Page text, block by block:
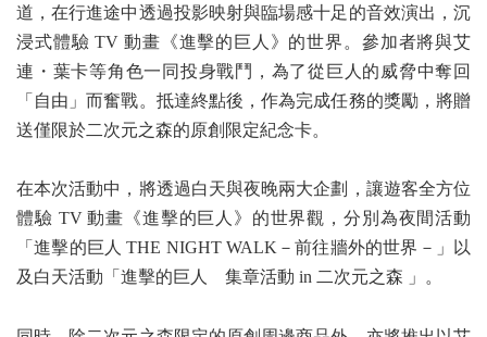
道，在行進途中透過投影映射與臨場感十足的音效演出，沉
浸式體驗 TV 動畫《進擊的巨人》的世界。參加者將與艾
連・葉卡等角色一同投身戰鬥，為了從巨人的威脅中奪回
「自由」而奮戰。抵達終點後，作為完成任務的獎勵，將贈
送僅限於二次元之森的原創限定紀念卡。
在本次活動中，將透過白天與夜晚兩大企劃，讓遊客全方位
體驗 TV 動畫《進擊的巨人》的世界觀，分別為夜間活動
「進擊的巨人 THE NIGHT WALK－前往牆外的世界－」以
及白天活動「進擊的巨人 集章活動 in 二次元之森 」。